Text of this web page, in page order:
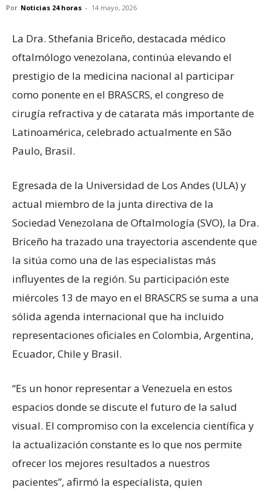
Por Noticias 24 horas - 14 mayo, 2026
La Dra. Sthefania Briceño, destacada médico
oftalmólogo venezolana, continúa elevando el
prestigio de la medicina nacional al participar
como ponente en el BRASCRS, el congreso de
cirugía refractiva y de catarata más importante de
Latinoamérica, celebrado actualmente en São
Paulo, Brasil.
Egresada de la Universidad de Los Andes (ULA) y
actual miembro de la junta directiva de la
Sociedad Venezolana de Oftalmología (SVO), la Dra.
Briceño ha trazado una trayectoria ascendente que
la sitúa como una de las especialistas más
influyentes de la región. Su participación este
miércoles 13 de mayo en el BRASCRS se suma a una
sólida agenda internacional que ha incluido
representaciones oficiales en Colombia, Argentina,
Ecuador, Chile y Brasil.
“Es un honor representar a Venezuela en estos
espacios donde se discute el futuro de la salud
visual. El compromiso con la excelencia científica y
la actualización constante es lo que nos permite
ofrecer los mejores resultados a nuestros
pacientes”, afirmó la especialista, quien